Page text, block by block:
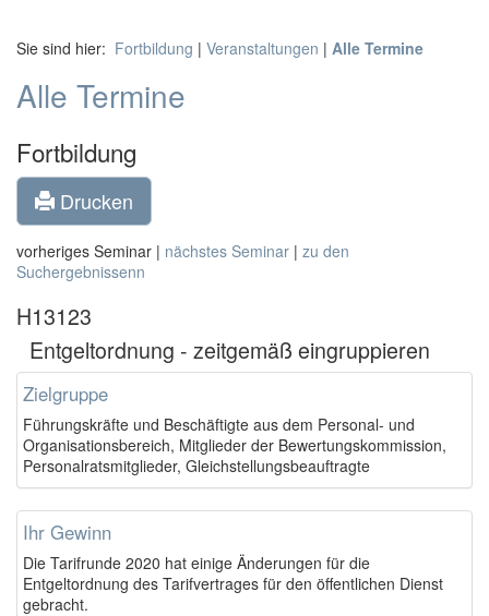
Sie sind hier: Fortbildung | Veranstaltungen | Alle Termine
Alle Termine
Fortbildung
Drucken
vorheriges Seminar | nächstes Seminar | zu den
Suchergebnissenn
H13123
Entgeltordnung - zeitgemäß eingruppieren
Zielgruppe
Führungskräfte und Beschäftigte aus dem Personal- und
Organisationsbereich, Mitglieder der Bewertungskommission,
Personalratsmitglieder, Gleichstellungsbeauftragte
Ihr Gewinn
Die Tarifrunde 2020 hat einige Änderungen für die
Entgeltordnung des Tarifvertrages für den öffentlichen Dienst
gebracht.